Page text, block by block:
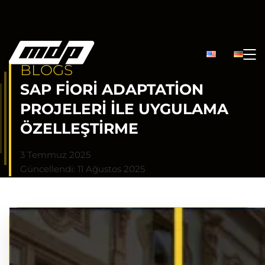
BLOGS
SAP FIORI ADAPTATION
PROJELERI ILE UYGULAMA
ÖZELLEŞTIRME
3 Temmuz 2025
Güncellendi: 11 Ağustos 2025